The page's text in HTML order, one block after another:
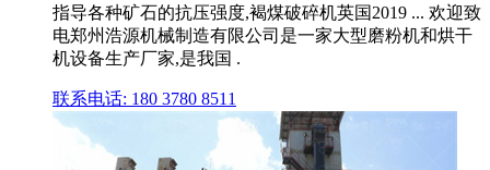
指导各种矿石的抗压强度,褐煤破碎机英国2019 ... 欢迎致
电郑州浩源机械制造有限公司是一家大型磨粉机和烘干
机设备生产厂家,是我国 .
联系电话: 180 3780 8511